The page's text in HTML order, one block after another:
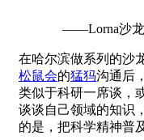
——Lorna沙龙
在哈尔滨做系列的沙
松鼠会的猛犸沟通后
类似于科研一席谈，
谈谈自己领域的知识
的是，把科学精神普